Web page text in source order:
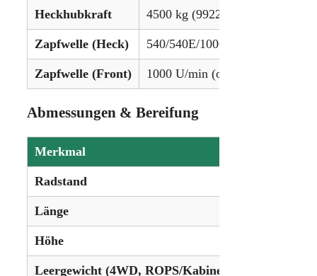
Heckhubkraft 4500 kg (9922 lbs)
Zapfwelle (Heck) 540/540E/1000/1000E U/min
Zapfwelle (Front) 1000 U/min (optional)
Abmessungen & Bereifung
Merkmal
Radstand
Länge
Höhe
Leergewicht (4WD, ROPS/Kabine)